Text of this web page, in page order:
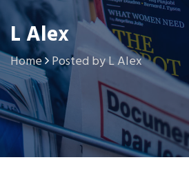
L Alex
Home Posted by L Alex